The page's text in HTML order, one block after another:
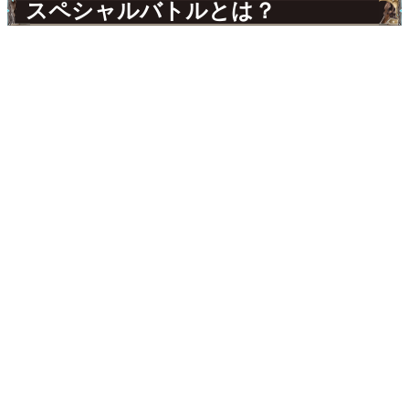
スペシャルバトルとは？